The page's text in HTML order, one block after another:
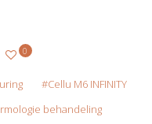
0
Cellu M6 INFINITY
behandeling